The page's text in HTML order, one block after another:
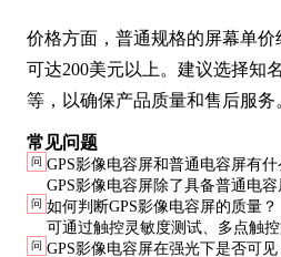
价格方面，普通规格的屏幕单价
可达200美元以上。建议选择知
等，以确保产品质量和售后服务
常见问题
问 GPS影像电容屏和普通电容屏有什
GPS影像电容屏除了具备普通电
GPS模块，能够实现精确定位和
用性也优于普通电容屏。
问 如何判断GPS影像电容屏的质量？
可通过触控灵敏度测试、多点触
定性评估以及耐用性测试来判断
问 GPS影像电容屏在强光下是否可见